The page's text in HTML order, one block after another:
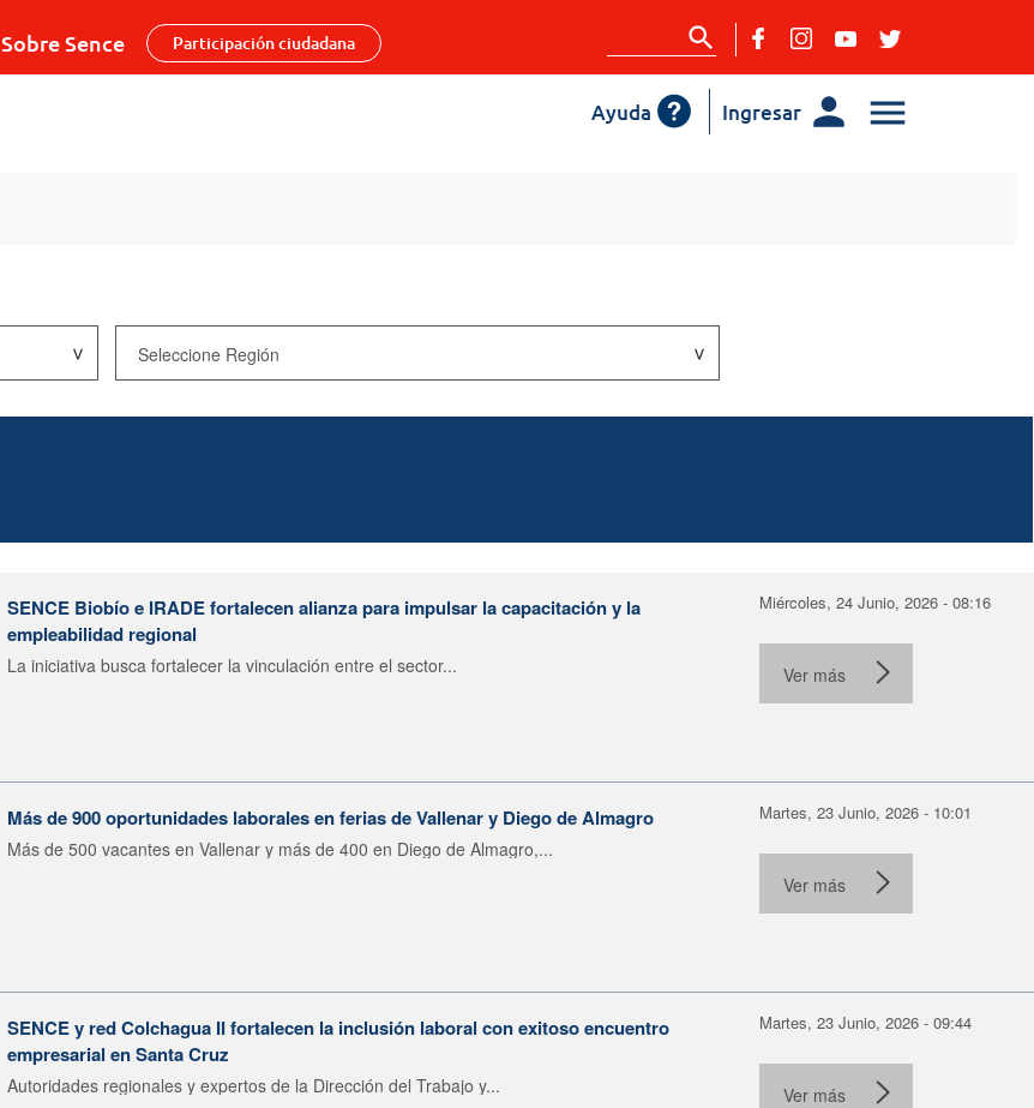
Sobre Sence Participación ciudadana
Ingresar
Ayuda
SENCE Biobío e IRADE fortalecen alianza para impulsar la capacitación y la
empleabilidad regional
La iniciativa busca fortalecer la vinculación entre el sector...
Miércoles, 24 Junio, 2026 - 08:16
Ver más
Más de 900 oportunidades laborales en ferias de Vallenar y Diego de Almagro
Más de 500 vacantes en Vallenar y más de 400 en Diego de Almagro,...
Martes, 23 Junio, 2026 - 10:01
Ver más
SENCE y red Colchagua II fortalecen la inclusión laboral con exitoso encuentro
empresarial en Santa Cruz
Autoridades regionales y expertos de la Dirección del Trabajo y...
Martes, 23 Junio, 2026 - 09:44
Ver más